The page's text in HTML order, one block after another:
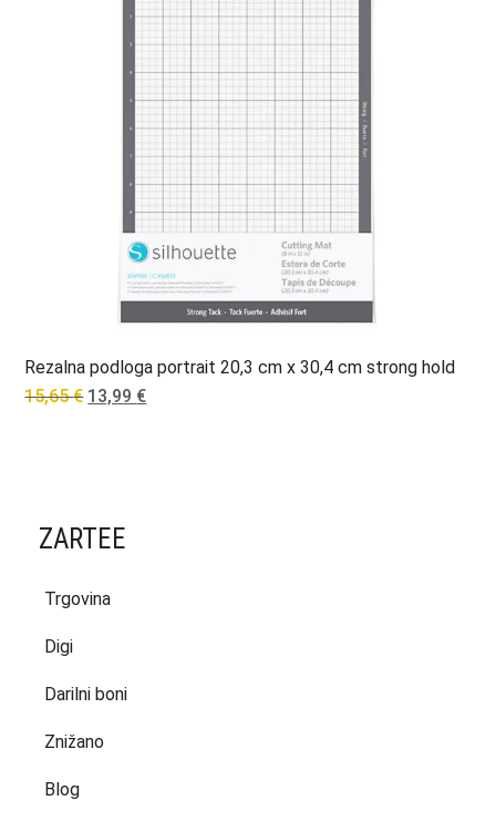
Rezalna podloga portrait 20,3 cm x 30,4 cm strong hold
15,65€ Original
13,99 €Current
ZARTEE
Trgovina
Digi
Darilni boni
Znižano
Blog